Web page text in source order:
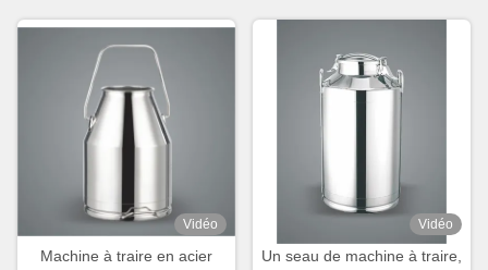
Vidéo
Machine à traire en acier
Vidéo
Un seau de machine à traire,